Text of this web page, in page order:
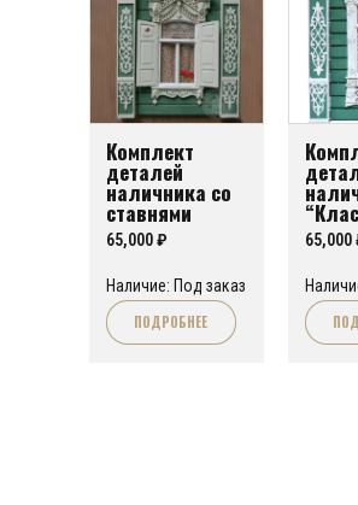
Комплект
деталей
наличника со
ставнями
65,000₽
Наличие: Под заказ
ПОДРОБНЕЕ
65,000